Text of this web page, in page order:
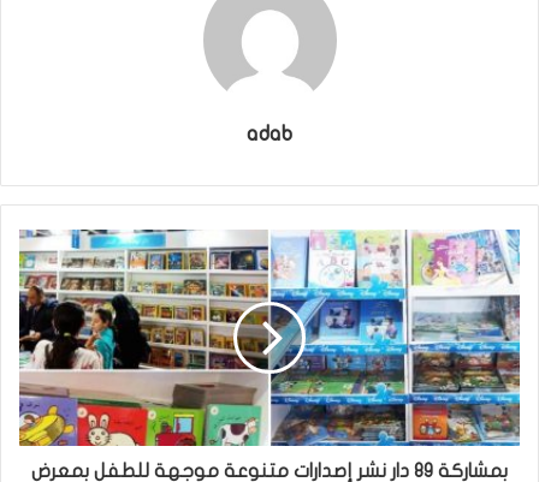
adab
بمشاركة 89 دار نشر إصدارات متنوعة موجهة للطفل بمعرض